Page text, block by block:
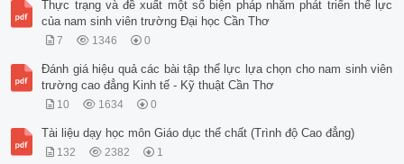
Thực trạng và đề xuất một số biện pháp nhằm phát triển thể lực
của nam sinh viên trường Đại học Cần Thơ
7 1346 0
Đánh giá hiệu quả các bài tập thể lực lựa chọn cho nam sinh viên
trường cao đẳng Kinh tế - Kỹ thuật Cần Thơ
10 1634 0
Tài liệu dạy học môn Giáo dục thể chất (Trình độ Cao đẳng)
132 2382 1